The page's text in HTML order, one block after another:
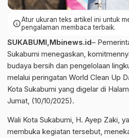
infoAtur ukuran teks artikel ini untuk
pengalaman membaca terbaik.
SUKABUMI,Mbinews.id–
Sukabumi menegaskan,
budaya bersih dan pengelolaan
melalui peringatan World Clean Up
Kota Sukabumi yang digelar di
Jumat, (10/10/2025).
Wali Kota Sukabumi, H. Ayep Zaki,
membuka kegiatan tersebut,